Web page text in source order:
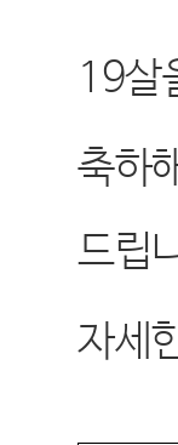
19살
축하
드립
자세